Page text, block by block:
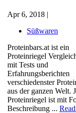
Apr 6, 2018 |
Süßwaren
Proteinbars.at ist ein
Proteinriegel
mit Tests und
Erfahrungsberichten
verschiedenster
aus der ganzen Welt.
Proteinriegel ist mit
Beschreibung ...